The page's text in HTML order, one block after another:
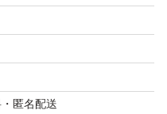
匿名配送